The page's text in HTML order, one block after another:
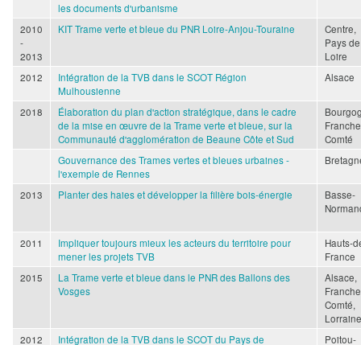
les documents d'urbanisme
2010
-
2013
KIT Trame verte et bleue du PNR Loire-Anjou-Touraine
Centre,
Pays
Loire
2012
Intégration de la TVB dans le SCOT Région
Mulhousienne
Alsace
2018
Élaboration du plan d'action stratégique, dans le cadre
de la mise en œuvre de la Trame verte et bleue, sur la
Communauté d'agglomération de Beaune Côte et Sud
Comté
Gouvernance des Trames vertes et bleues urbaines -
l'exemple de Rennes
2013 Planter des haies et développer la filière bois-énergie
Basse-
2011
Impliquer toujours mieux les acteurs du territoire pour
mener les projets TVB
Hauts-
France
2015
La Trame verte et bleue dans le PNR des Ballons des
Vosges
Alsace,
Comté,
Lorraine
2012
Intégration de la TVB dans le SCOT du Pays de Poitou-